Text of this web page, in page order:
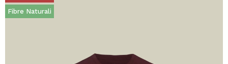
Fibre Naturali